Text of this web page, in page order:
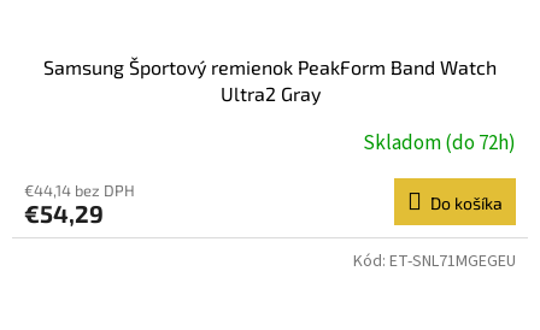
Samsung Športový remienok PeakForm Band Watch
Ultra2 Gray
Skladom (do 72h)
€44,14 bez DPH
€54,29 Do košíka
Kód: ET-SNL71MGEGEU